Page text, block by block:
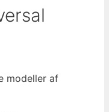
modeller af